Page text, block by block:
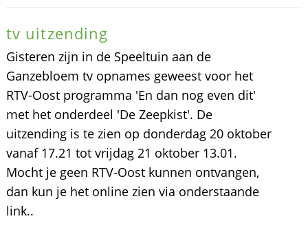
tv uitzending
Gisteren zijn in de Speeltuin aan de
Ganzebloem tv opnames geweest voor het
RTV-Oost programma 'En dan nog even dit'
met het onderdeel 'De Zeepkist'. De
uitzending is te zien op donderdag 20 oktober
vanaf 17.21 tot vrijdag 21 oktober 13.01.
Mocht je geen RTV-Oost kunnen ontvangen,
dan kun je het online zien via onderstaande
link..